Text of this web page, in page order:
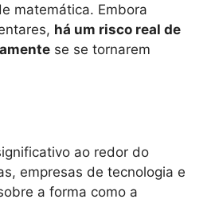
matemática. Embora
há um risco real de
se se tornarem
ao redor do
empresas de tecnologia e
a forma como a